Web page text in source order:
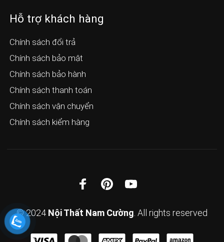
Hỗ trợ khách hàng
Chính sách đổi trả
Chính sách bảo mật
Chính sách bảo hành
Chính sách thanh toán
Chính sách vận chuyển
Chính sách kiểm hàng
© 2024 Nội Thất Nam Cường . All rights reserved